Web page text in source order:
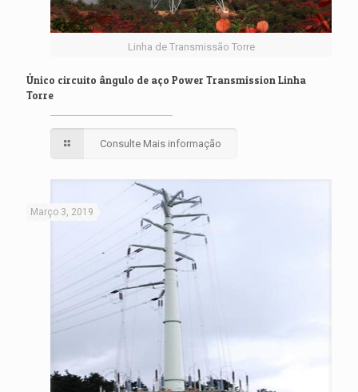
Linha de Transmissão Torre
Único circuito ângulo de aço Power Transmission Linha
Torre
Consulte Mais informação
Março 3, 2019